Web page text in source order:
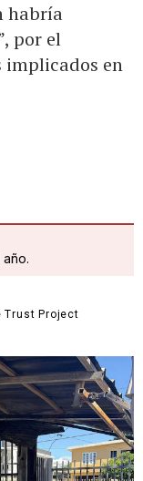
habría
por el
implicados en